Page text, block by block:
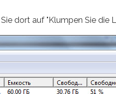
dort auf "Klumpen Sie die